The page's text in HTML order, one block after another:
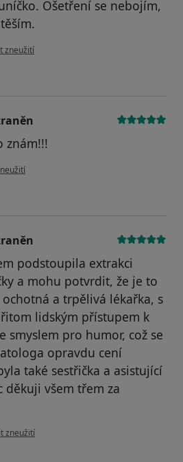
Ošetření se nebojím,
uživatele Pacient
zneužití
znám!!!
uživatele Váš účet byl odstraněn
podstoupila extrakci
a mohu potvrdit, že je to
a trpělivá lékařka, s
lidským přístupem k
smyslem pro humor, což se
opravdu cení
také sestřička a asistující
všem třem za
uživatele Váš účet byl odstraněn
zneužití